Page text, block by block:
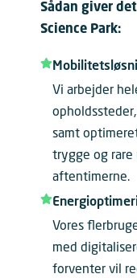
Sådan giver
Science Park:
Vi arbejder
samt
trygge og rare
aftentimerne.
Vores
med
forventer vil